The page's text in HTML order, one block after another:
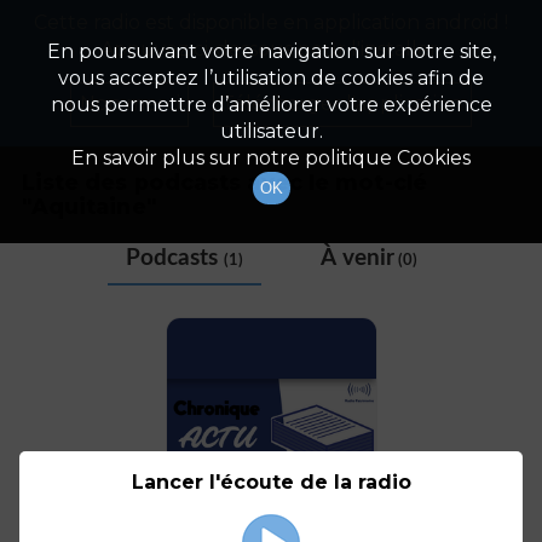
Tag
Liste des podcasts avec le mot-clé
Podcasts (1) À venir(0)
En poursuivant votre navigation sur notre site,
vous acceptez l’utilisation de cookies afin de
nous permettre d’améliorer votre expérience
utilisateur.
En savoir plus sur notre politique Cookies
OK
Appuyez ci-dessous pour l'installer.
Non merci Télécharger l'application
Lancer l'écoute de la radio